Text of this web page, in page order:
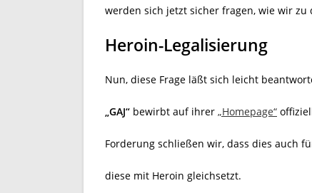
werden sich jetzt sicher fragen, wie wir zu
Heroin-Legalisierung
Nun, diese Frage läßt sich leicht
„GAJ“ bewirbt auf ihrer „Homepage“
Forderung schließen wir, dass dies auch
diese mit Heroin gleichsetzt.